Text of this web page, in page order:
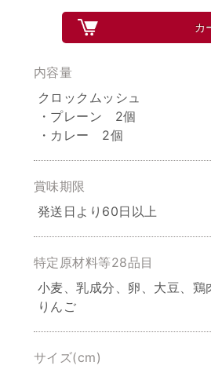
カ
内容量
クロックムッシュ
・プレーン 2個
・カレー 2個
賞味期限
発送日より60日以上
特定原材料等28品目
小麦、乳成分、卵、大豆、鶏
りんご
サイズ(cm)